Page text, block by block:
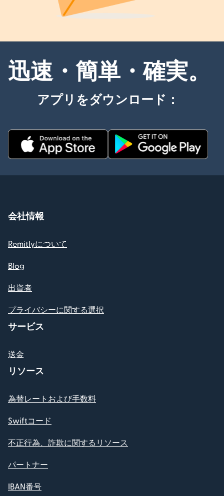
迅速・簡単・確実。
アプリをダウンロード：
会社情報
Remitlyについて
Blog
出資者
プライバシーに関する選択
サービス
送金
リソース
為替レートおよび手数料
Swiftコード
不正行為、詐欺に関するリソース
パートナー
IBAN番号